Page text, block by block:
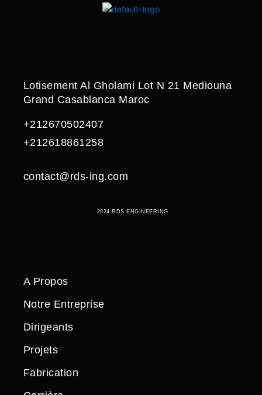
Lotisement Al Gholami Lot N 21 Mediouna
Grand Casablanca Maroc
+212670502407
+212618861258
contact@rds-ing.com
2024 RDS ENGINEERING
A Propos
Notre Entreprise
Dirigeants
Projets
Fabrication